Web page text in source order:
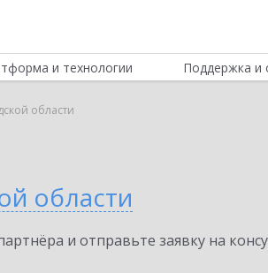
и технологии Поддержка и
области
области
и отправьте заявку на